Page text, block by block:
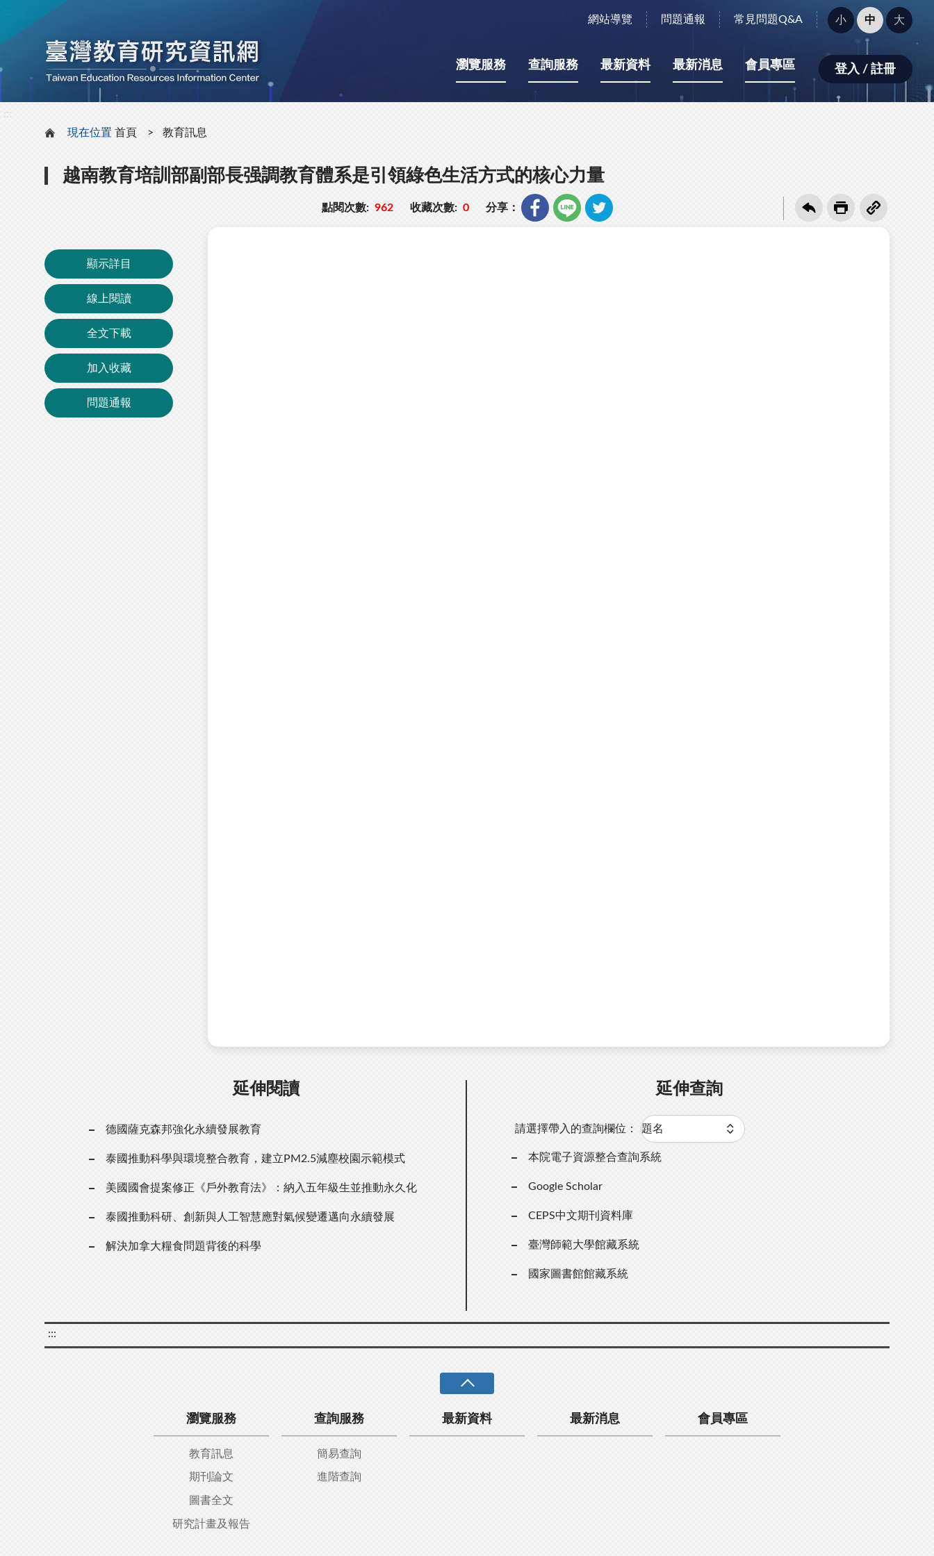
網站導覽 問題通報 常見問題Q&A
字
型
小：
小 中 大
瀏覽服務 查詢服務 最新資料 最新消息 會員專區 登入 / 註冊
現在位置 首頁 教育訊息
越南教育培訓部副部長强調教育體系是引領綠色生活方式的核心力量
點閱次數: 962 收藏次數: 0 分享：
顯示詳目
線上閱讀
全文下載
加入收藏
問題通報
延伸閱讀
德國薩克森邦強化永續發展教育
泰國推動科學與環境整合教育，建立PM2.5減塵校園示範模式
美國國會提案修正《戶外教育法》：納入五年級生並推動永久化
泰國推動科研、創新與人工智慧應對氣候變遷邁向永續發展
解決加拿大糧食問題背後的科學
延伸查詢
請選擇帶入的查詢欄位：
本院電子資源整合查詢系統
Google Scholar
CEPS中文期刊資料庫
臺灣師範大學館藏系統
國家圖書館館藏系統
:::
瀏覽服務
教育訊息
期刊論文
圖書全文
研究計畫及報告
查詢服務
簡易查詢
進階查詢
最新資料 最新消息 會員專區